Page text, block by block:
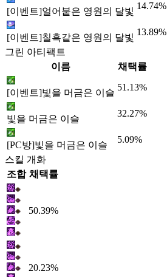
[이벤트]얼어붙은 영원의 달빛
14.74%
[이벤트]칠흑같은 영원의 달빛
13.89%
그린 아티팩트
이름
채택률
[이벤트]빛을 머금은 이슬
51.13%
빛을 머금은 이슬
32.27%
[PC방]빛을 머금은 이슬
5.09%
스킬 개화
조합 채택률
50.39%
20.23%